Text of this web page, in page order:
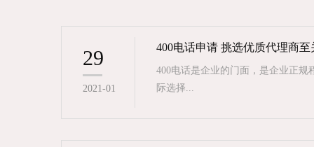
29
2021-01
400电话申请 挑选优质代理商至
400电话是企业的门面，是企业正规
际选择...